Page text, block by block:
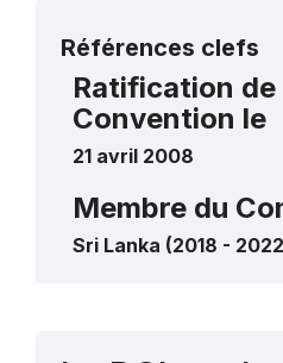
Références clefs
Ratification de
Convention le
21 avril 2008
Membre du
Sri Lanka (2018 -